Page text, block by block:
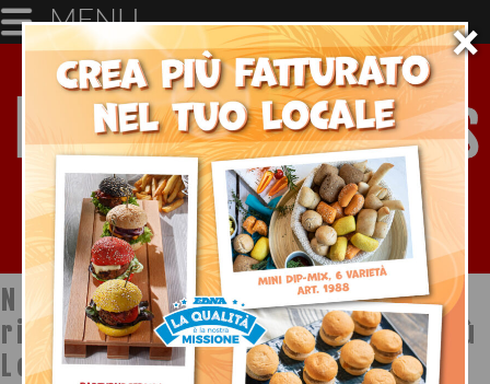
×
MENU
Notizie dal mondo della
ristorazione a cura di Ristopiù
Lombardia SpA